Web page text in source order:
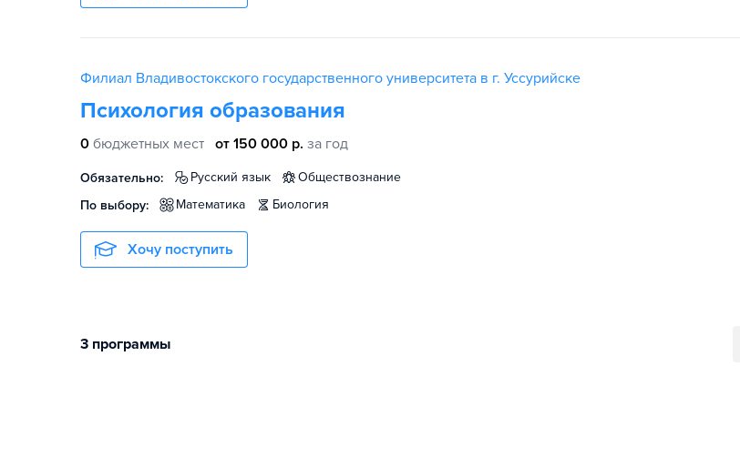
Филиал Владивостокского государственного университета в г. Уссурийске
Психология образования
0 бюджетных мест от 150 000 р. за год
Обязательно: русский язык
обществознание
По выбору:
математика биология
Хочу поступить
3 программы